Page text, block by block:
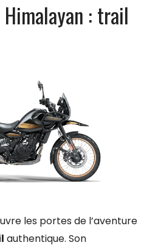
: trail
les portes de l’aventure
authentique. Son